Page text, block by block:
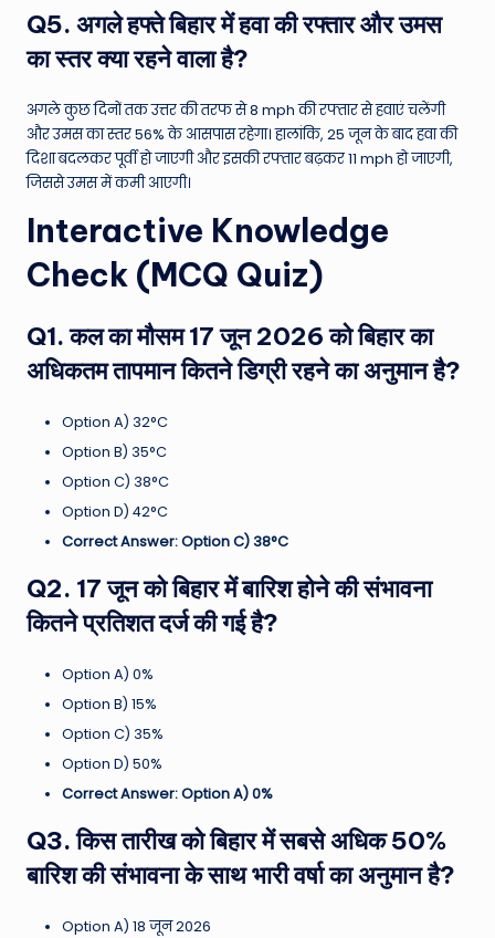
Q5. अगले हफ्ते बिहार में हवा की रफ्तार और उमस
का स्तर क्या रहने वाला है?
अगले कुछ दिनों तक उत्तर की तरफ से 8 mph की रफ्तार से हवाएं चलेंगी
और उमस का स्तर 56% के आसपास रहेगा। हालांकि, 25 जून के बाद हवा की
दिशा बदलकर पूर्वी हो जाएगी और इसकी रफ्तार बढ़कर 11 mph हो जाएगी,
जिससे उमस में कमी आएगी।
Interactive Knowledge
Check (MCQ Quiz)
Q1. कल का मौसम 17 जून 2026 को बिहार का
अधिकतम तापमान कितने डिग्री रहने का अनुमान है?
Option A) 32°C
Option B) 35°C
Option C) 38°C
Option D) 42°C
Correct Answer: Option C) 38°C
Q2. 17 जून को बिहार में बारिश होने की संभावना
कितने प्रतिशत दर्ज की गई है?
Option A) 0%
Option B) 15%
Option C) 35%
Option D) 50%
Correct Answer: Option A) 0%
Q3. किस तारीख को बिहार में सबसे अधिक 50%
बारिश की संभावना के साथ भारी वर्षा का अनुमान है?
Option A) 18 जून 2026